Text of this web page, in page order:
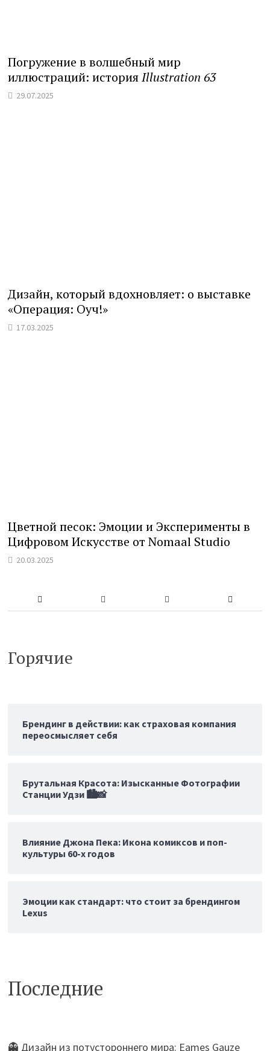
Погружение в волшебный мир
иллюстраций: историяIllustration 63
29.07.2025
Дизайн, который вдохновляет: о выставке
«Операция: Оуч!»
17.03.2025
Цветной песок: Эмоции и Эксперименты в
Цифровом Искусстве от Nomaal Studio
20.03.2025
Горячие
Брендинг в действии: как страховая компания
переосмысляет себя
Брутальная Красота: Изысканные Фотографии
Станции Удзи 🏙️📸
Влияние Джона Пека: Икона комиксов и поп-
культуры 60-х годов
Эмоции как стандарт: что стоит за брендингом
Lexus
Последние
👻 Дизайн из потустороннего мира: Eames Gauze